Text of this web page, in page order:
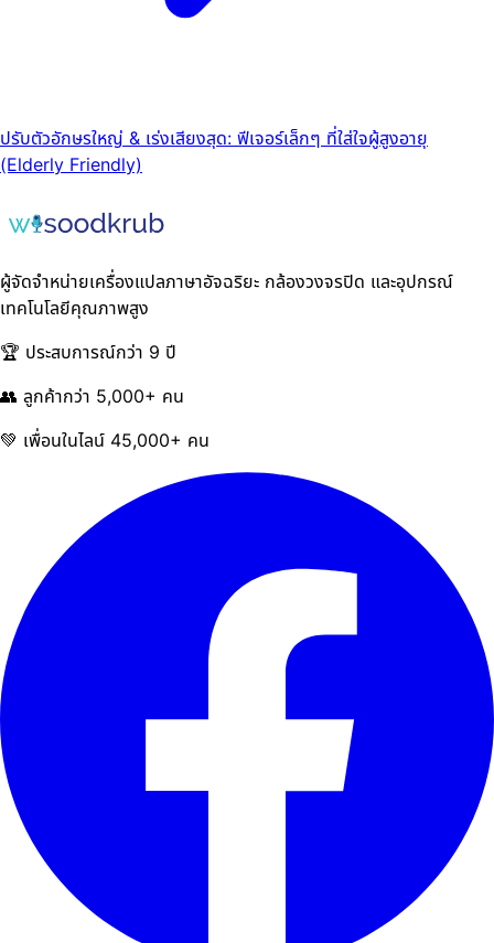
ปรับตัวอักษรใหญ่ & เร่งเสียงสุด: ฟีเจอร์เล็กๆ ที่ใส่ใจผู้สูงอายุ
(Elderly Friendly)
ผู้จัดจำหน่ายเครื่องแปลภาษาอัจฉริยะ กล้องวงจรปิด และอุปกรณ์
เทคโนโลยีคุณภาพสูง
🏆 ประสบการณ์กว่า 9 ปี
👥 ลูกค้ากว่า 5,000+ คน
💚 เพื่อนในไลน์ 45,000+ คน